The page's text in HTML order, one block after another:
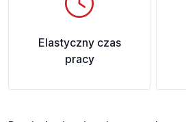
Elastyczny czas
pracy